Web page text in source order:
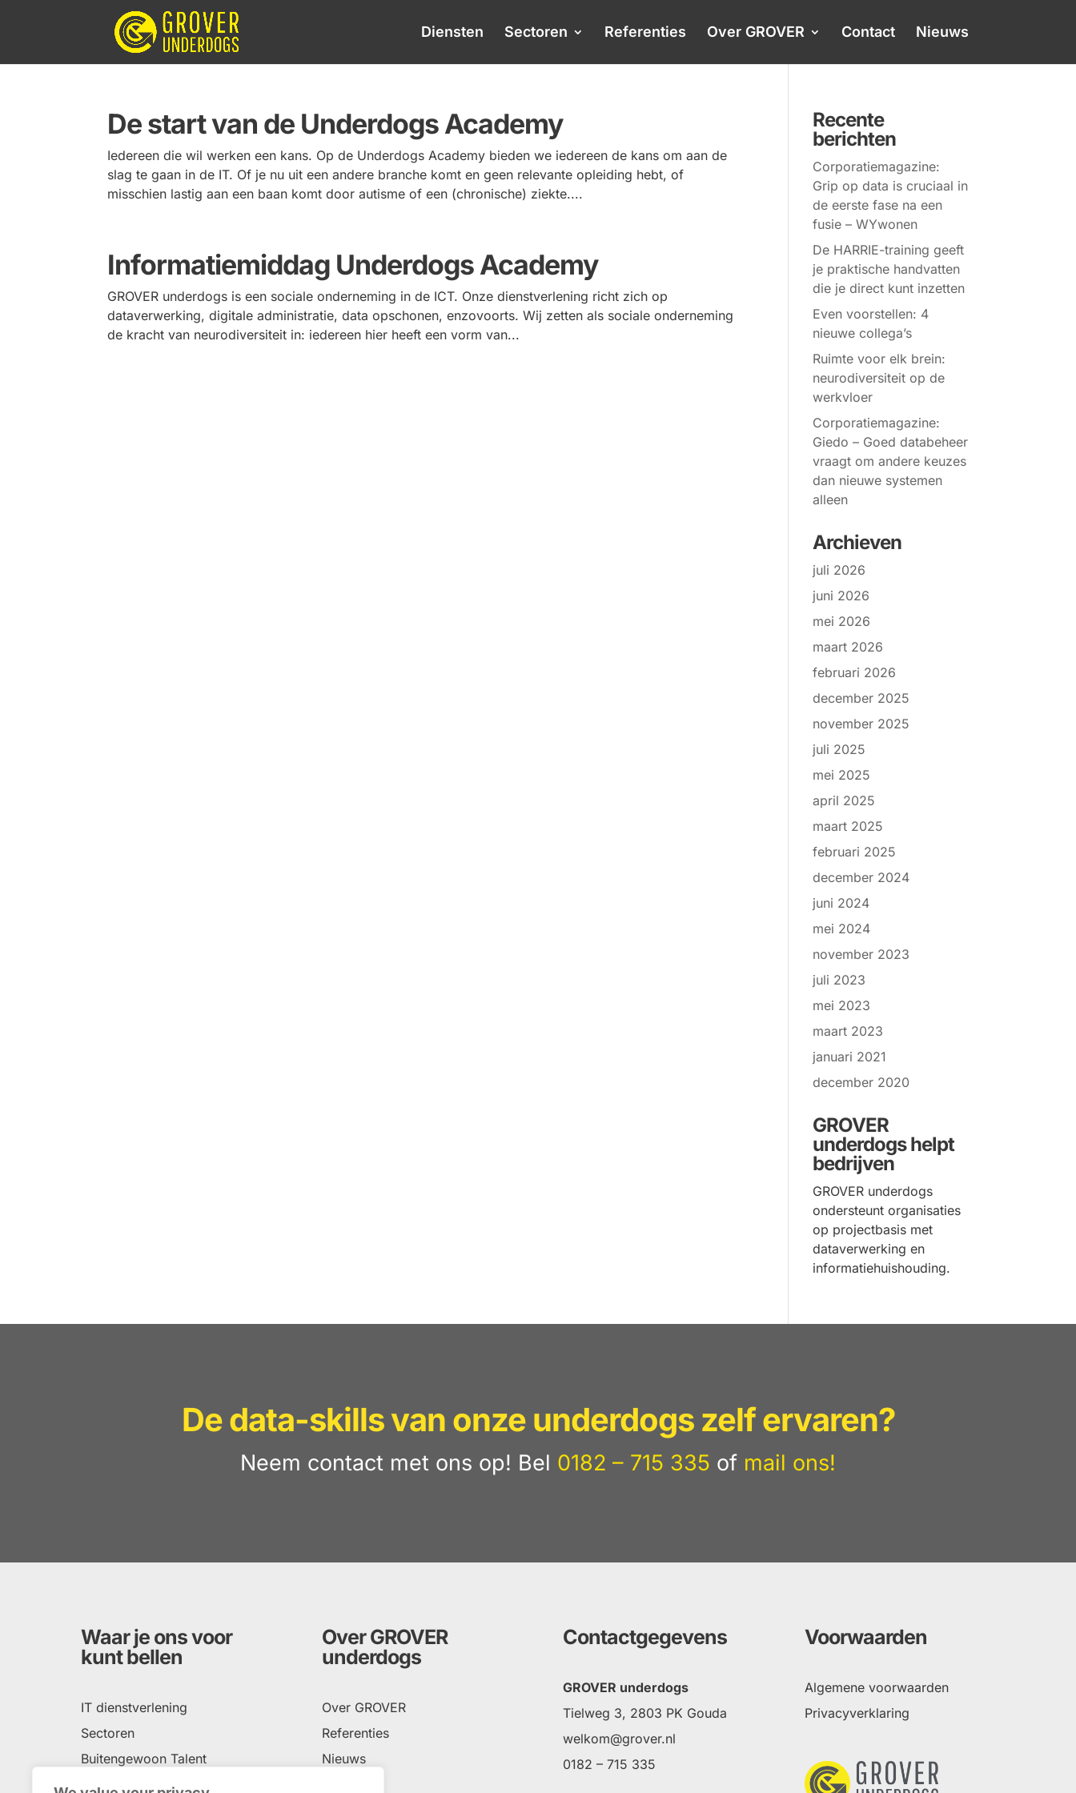
Diensten Sectoren Referenties Over GROVER Contact Nieuws
De start van de Underdogs Academy
Iedereen die wil werken een kans. Op de Underdogs Academy bieden we iedereen de kans om aan de
slag te gaan in de IT. Of je nu uit een andere branche komt en geen relevante opleiding hebt, of
misschien lastig aan een baan komt door autisme of een (chronische) ziekte....
Informatiemiddag Underdogs Academy
GROVER underdogs is een sociale onderneming in de ICT. Onze dienstverlening richt zich op
dataverwerking, digitale administratie, data opschonen, enzovoorts. Wij zetten als sociale onderneming
de kracht van neurodiversiteit in: iedereen hier heeft een vorm van...
Recente
berichten
Corporatiemagazine:
Grip op data is cruciaal in
de eerste fase na een
fusie – WYwonen
De HARRIE-training geeft
je praktische handvatten
die je direct kunt inzetten
Even voorstellen: 4
nieuwe collega’s
Ruimte voor elk brein:
neurodiversiteit op de
werkvloer
Corporatiemagazine:
Giedo – Goed databeheer
vraagt om andere keuzes
dan nieuwe systemen
alleen
Archieven
juli 2026
juni 2026
mei 2026
maart 2026
februari 2026
december 2025
november 2025
juli 2025
mei 2025
april 2025
maart 2025
februari 2025
december 2024
juni 2024
mei 2024
november 2023
juli 2023
mei 2023
maart 2023
januari 2021
december 2020
GROVER
underdogs helpt
bedrijven
GROVER underdogs
ondersteunt organisaties
op projectbasis met
dataverwerking en
informatiehuishouding.
De data-skills van onze underdogs zelf ervaren?
Neem contact met ons op! Bel 0182 – 715 335 of mail ons!
Waar je ons voor
kunt bellen
IT dienstverlening
Sectoren
Buitengewoon Talent
Social Return
Over GROVER
underdogs
Over GROVER
Referenties
Nieuws
Contactgegevens
GROVER underdogs
Tielweg 3, 2803 PK Gouda
welkom@grover.nl
0182 – 715 335
Voorwaarden
Algemene voorwaarden
Privacyverklaring